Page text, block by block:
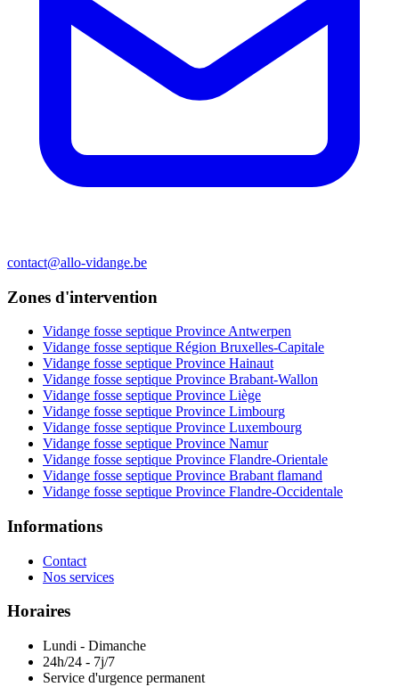
contact@allo-vidange.be
Zones d'intervention
Vidange fosse septique Province Antwerpen
Vidange fosse septique Région Bruxelles-Capitale
Vidange fosse septique Province Hainaut
Vidange fosse septique Province Brabant-Wallon
Vidange fosse septique Province Liège
Vidange fosse septique Province Limbourg
Vidange fosse septique Province Luxembourg
Vidange fosse septique Province Namur
Vidange fosse septique Province Flandre-Orientale
Vidange fosse septique Province Brabant flamand
Vidange fosse septique Province Flandre-Occidentale
Informations
Contact
Nos services
Horaires
Lundi - Dimanche
24h/24 - 7j/7
Service d'urgence permanent